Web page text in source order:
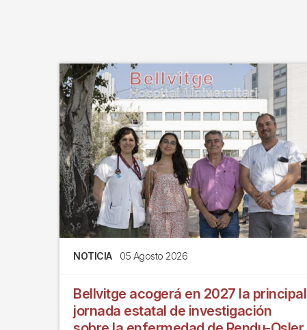
NOTICIA 05 Agosto 2026
Bellvitge acogerá en 2027 la principal
jornada estatal de investigación